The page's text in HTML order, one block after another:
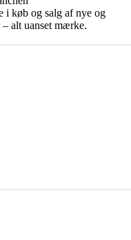
i køb og salg af nye og
alt uanset mærke.